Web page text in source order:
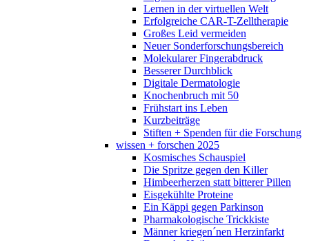
Lernen in der virtuellen Welt
Erfolgreiche CAR-T-Zelltherapie
Großes Leid vermeiden
Neuer Sonderforschungsbereich
Molekularer Fingerabdruck
Besserer Durchblick
Digitale Dermatologie
Knochenbruch mit 50
Frühstart ins Leben
Kurzbeiträge
Stiften + Spenden für die Forschung
wissen + forschen 2025
Kosmisches Schauspiel
Die Spritze gegen den Killer
Himbeerherzen statt bitterer Pillen
Eisgekühlte Proteine
Ein Käppi gegen Parkinson
Pharmakologische Trickkiste
Männer kriegen´nen Herzinfarkt